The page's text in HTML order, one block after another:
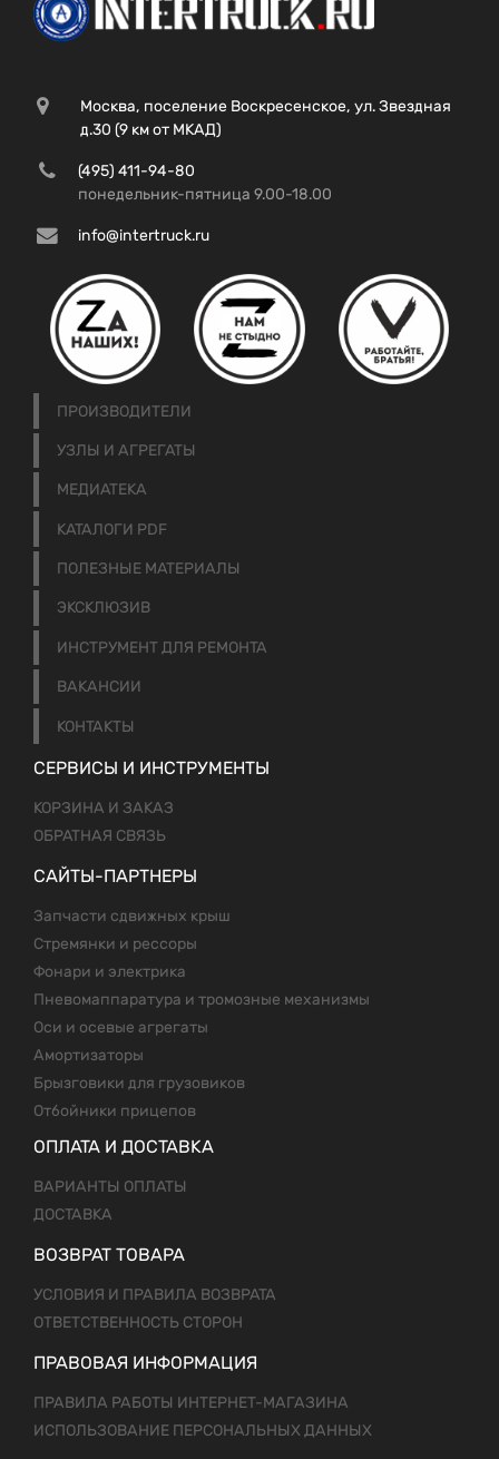
Москва, поселение Воскресенское, ул. Звездная
д.30 (9 км от МКАД)
(495) 411-94-80
понедельник-пятница 9.00-18.00
info@intertruck.ru
ПРОИЗВОДИТЕЛИ
УЗЛЫ И АГРЕГАТЫ
МЕДИАТЕКА
КАТАЛОГИ PDF
ПОЛЕЗНЫЕ МАТЕРИАЛЫ
ЭКСКЛЮЗИВ
ИНСТРУМЕНТ ДЛЯ РЕМОНТА
ВАКАНСИИ
КОНТАКТЫ
СЕРВИСЫ И ИНСТРУМЕНТЫ
КОРЗИНА И ЗАКАЗ
ОБРАТНАЯ СВЯЗЬ
САЙТЫ-ПАРТНЕРЫ
Запчасти сдвижных крыш
Стремянки и рессоры
Фонари и электрика
Пневомаппаратура и тромозные механизмы
Оси и осевые агрегаты
Амортизаторы
Брызговики для грузовиков
Отбойники прицепов
ОПЛАТА И ДОСТАВКА
ВАРИАНТЫ ОПЛАТЫ
ДОСТАВКА
ВОЗВРАТ ТОВАРА
УСЛОВИЯ И ПРАВИЛА ВОЗВРАТА
ОТВЕТСТВЕННОСТЬ СТОРОН
ПРАВОВАЯ ИНФОРМАЦИЯ
ПРАВИЛА РАБОТЫ ИНТЕРНЕТ-МАГАЗИНА
ИСПОЛЬЗОВАНИЕ ПЕРСОНАЛЬНЫХ ДАННЫХ